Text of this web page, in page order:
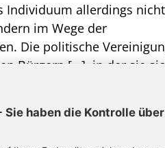
Individuum allerdings
im Wege der
Die politische
Bürgern […], in der sie
fußt also in der
geht Gerhardt im
Klassiker der
Brücken, die manche